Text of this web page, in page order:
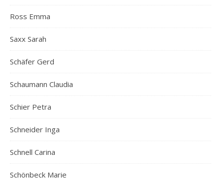
Ross Emma
Saxx Sarah
Schäfer Gerd
Schaumann Claudia
Schier Petra
Schneider Inga
Schnell Carina
Schönbeck Marie